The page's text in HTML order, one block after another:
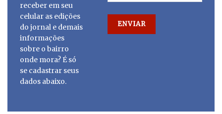
receber em seu
celular as edições
do jornal e demais
informações
sobre o bairro
onde mora? É só
se cadastrar seus
dados abaixo.